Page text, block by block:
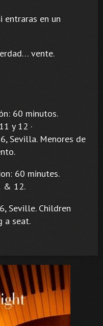
entraras en un
vente.
60 minutos.
y 12 ·
Sevilla. Menores de
60 minutes.
& 12.
Seville. Children
a seat.